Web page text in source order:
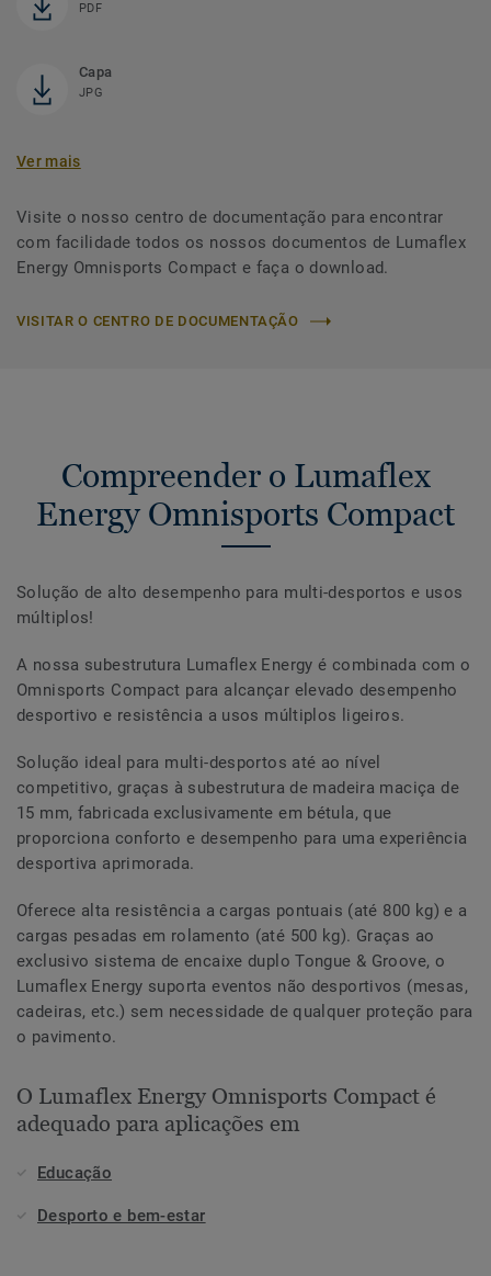
PDF
Capa
JPG
Ver mais
Visite o nosso centro de documentação para encontrar
com facilidade todos os nossos documentos de Lumaflex
Energy Omnisports Compact e faça o download.
VISITAR O CENTRO DE DOCUMENTAÇÃO
Compreender o Lumaflex
Energy Omnisports Compact
Solução de alto desempenho para multi-desportos e usos
múltiplos!
A nossa subestrutura Lumaflex Energy é combinada com o
Omnisports Compact para alcançar elevado desempenho
desportivo e resistência a usos múltiplos ligeiros.
Solução ideal para multi-desportos até ao nível
competitivo, graças à subestrutura de madeira maciça de
15 mm, fabricada exclusivamente em bétula, que
proporciona conforto e desempenho para uma experiência
desportiva aprimorada.
Oferece alta resistência a cargas pontuais (até 800 kg) e a
cargas pesadas em rolamento (até 500 kg). Graças ao
exclusivo sistema de encaixe duplo Tongue & Groove, o
Lumaflex Energy suporta eventos não desportivos (mesas,
cadeiras, etc.) sem necessidade de qualquer proteção para
o pavimento.
O Lumaflex Energy Omnisports Compact é
adequado para aplicações em
Educação
Desporto e bem-estar